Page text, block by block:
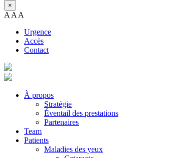
×
A A A
Urgence
Accès
Contact
À propos
Stratégie
Éventail des prestations
Partenaires
Team
Patients
Maladies des yeux